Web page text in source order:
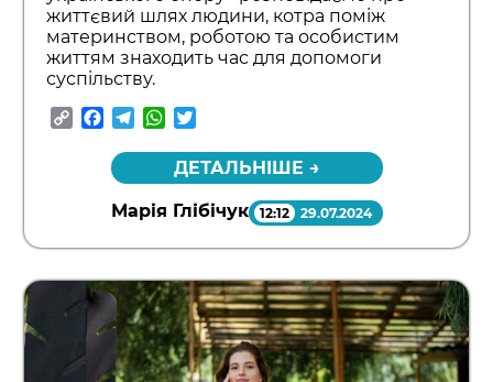
життєвий шлях людини, котра поміж
материнством, роботою та особистим
життям знаходить час для допомоги
суспільству.
CopyFacebook
TelegramWhatsApp
ДЕТАЛЬНІШЕ →
Марія Глібічук 12:12 29.07.2024